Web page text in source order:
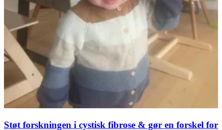
Støt forskningen i cystisk fibrose & gør en forskel for